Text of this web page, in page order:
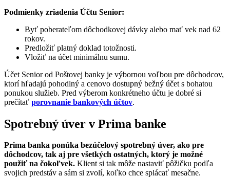
Podmienky zriadenia Účtu Senior:
Byť poberateľom dôchodkovej dávky alebo mať vek nad 62
rokov.
Predložiť platný doklad totožnosti.
Vložiť na účet minimálnu sumu.
Účet Senior od Poštovej banky je výbornou voľbou pre dôchodcov,
ktorí hľadajú pohodlný a cenovo dostupný bežný účet s bohatou
ponukou služieb. Pred výberom konkrétneho účtu je dobré si
prečítať porovnanie bankových účtov.
Spotrebný úver v Prima banke
Prima banka ponúka bezúčelový spotrebný úver, ako pre
dôchodcov, tak aj pre všetkých ostatných, ktorý je možné
použiť na čokoľvek. Klient si tak môže nastaviť pôžičku podľa
svojich predstáv a sám si zvolí, koľko chce splácať mesačne.